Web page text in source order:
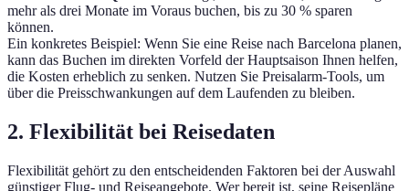
mehr als drei Monate im Voraus buchen, bis zu 30 % sparen
können.
Ein konkretes Beispiel: Wenn Sie eine Reise nach Barcelona planen,
kann das Buchen im direkten Vorfeld der Hauptsaison Ihnen helfen,
die Kosten erheblich zu senken. Nutzen Sie Preisalarm-Tools, um
über die Preisschwankungen auf dem Laufenden zu bleiben.
2. Flexibilität bei Reisedaten
Flexibilität gehört zu den entscheidenden Faktoren bei der Auswahl
günstiger Flug- und Reiseangebote. Wer bereit ist, seine Reisepläne